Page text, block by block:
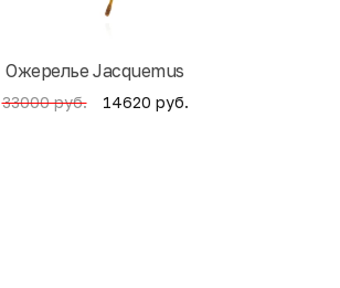
Ожерелье Jacquemus
33000 руб. 14620 руб.